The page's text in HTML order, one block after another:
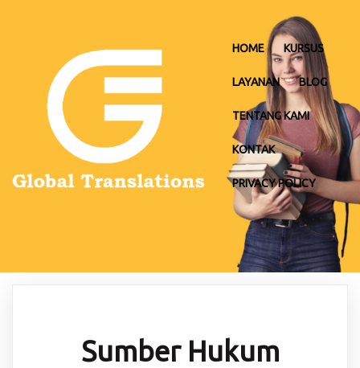
HOME KURSUS
LAYANAN BLOG
TENTANG KAMI
KONTAK
PRIVACY POLICY
Sumber Hukum